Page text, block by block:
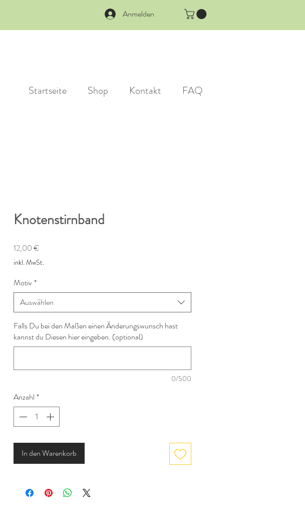
Anmelden
Startseite Shop Kontakt FAQ
Knotenstirnband
12,00 €
inkl. MwSt.
Motiv*
Auswählen
Falls Du bei den Maßen einen Änderungswunsch hast
kannst du Diesen hier eingeben. (optional)
0/500
Anzahl *
In den Warenkorb